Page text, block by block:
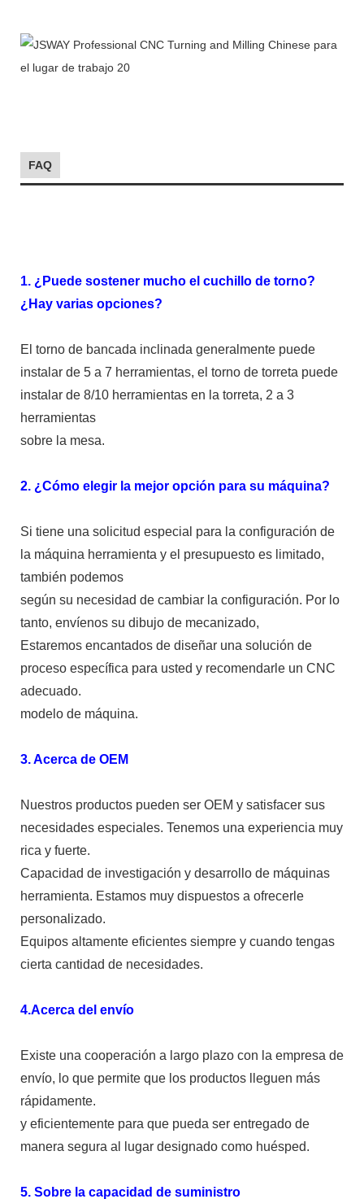
FAQ
1. ¿Puede sostener mucho el cuchillo de torno?
¿Hay varias opciones?
El torno de bancada inclinada generalmente puede
instalar de 5 a 7 herramientas, el torno de torreta puede
instalar de 8/10 herramientas en la torreta, 2 a 3
herramientas
sobre la mesa.
2. ¿Cómo elegir la mejor opción para su máquina?
Si tiene una solicitud especial para la configuración de
la máquina herramienta y el presupuesto es limitado,
también podemos
según su necesidad de cambiar la configuración. Por lo
tanto, envíenos su dibujo de mecanizado,
Estaremos encantados de diseñar una solución de
proceso específica para usted y recomendarle un CNC
adecuado.
modelo de máquina.
3. Acerca de OEM
Nuestros productos pueden ser OEM y satisfacer sus
necesidades especiales. Tenemos una experiencia muy
rica y fuerte.
Capacidad de investigación y desarrollo de máquinas
herramienta. Estamos muy dispuestos a ofrecerle
personalizado.
Equipos altamente eficientes siempre y cuando tengas
cierta cantidad de necesidades.
4.Acerca del envío
Existe una cooperación a largo plazo con la empresa de
envío, lo que permite que los productos lleguen más
rápidamente.
y eficientemente para que pueda ser entregado de
manera segura al lugar designado como huésped.
5. Sobre la capacidad de suministro